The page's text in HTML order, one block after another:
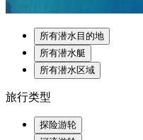
所有潜水目的地
所有潜水艇
所有潜水区域
旅行类型
探险游轮